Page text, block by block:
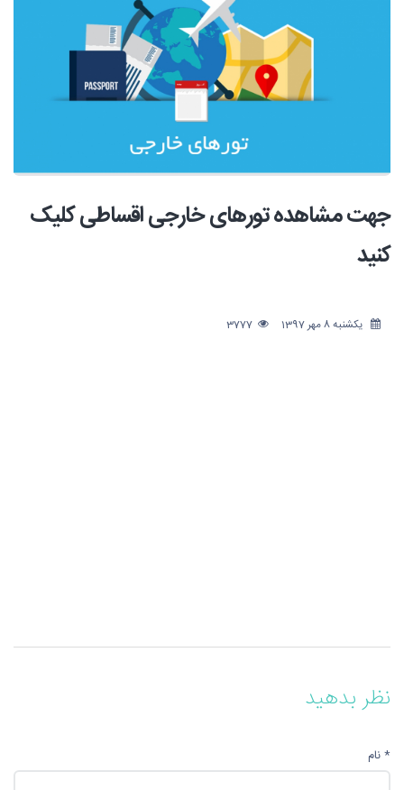
جهت مشاهده تورهای خارجی اقساطی کلیک
کنید
یکشنبه 8 مهر 1397
نظر بدهید
* نام